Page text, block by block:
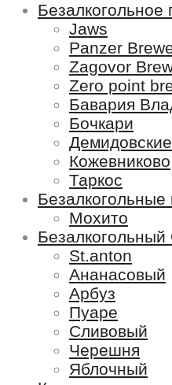
Безалкогольное
Jaws
Panzer
Zagovor
Zero point
Бавария
Бочкари
Кожевниково
Таркос
Безалкогольные
Мохито
Безалкогольный
St.anton
Ананасовый
Арбуз
Пуаре
Сливовый
Черешня
Яблочный